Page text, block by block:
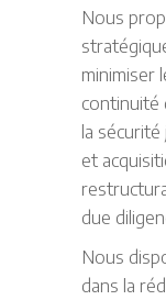
Nous
minimiser
continuité
la
et
due
Nous
dans la